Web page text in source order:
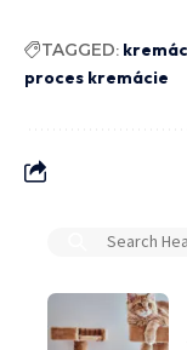
TAGGED:
proces kremácie